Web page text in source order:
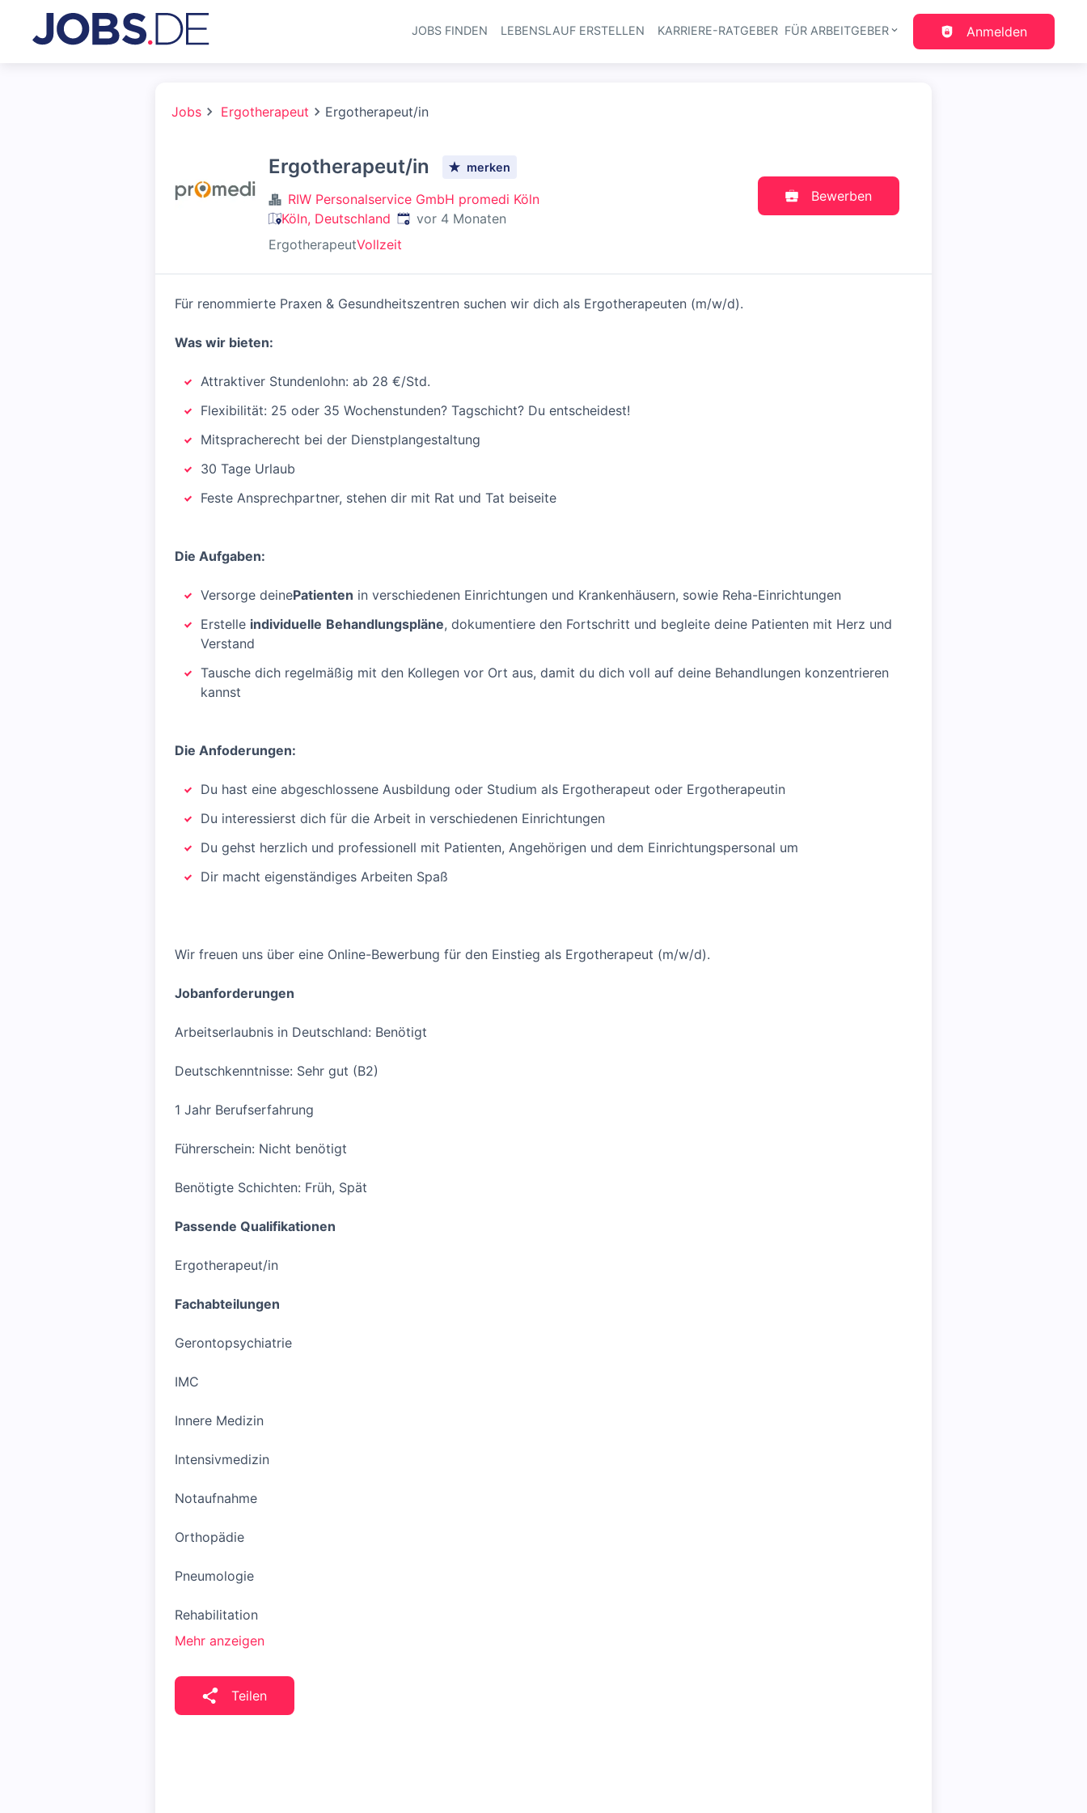
Haupt-Navigation
JOBS FINDEN LEBENSLAUF ERSTELLEN KARRIERE-RATGEBER FÜR ARBEITGEBER Anmelden
Jobs Ergotherapeut Ergotherapeut/in
Ergotherapeut/in merken
RIW Personalservice GmbH promedi Köln
Köln, Deutschland Veröffentlicht:
vor 4 Monaten
ErgotherapeutVollzeit
Bewerben
Für renommierte Praxen & Gesundheitszentren suchen wir dich als Ergotherapeuten (m/w/d).
Was wir bieten:
Attraktiver Stundenlohn: ab 28 €/Std.
Flexibilität: 25 oder 35 Wochenstunden? Tagschicht? Du entscheidest!
Mitspracherecht bei der Dienstplangestaltung
30 Tage Urlaub
Feste Ansprechpartner, stehen dir mit Rat und Tat beiseite
Die Aufgaben:
Versorge deinePatienten in verschiedenen Einrichtungen und Krankenhäusern, sowie Reha-Einrichtungen
Erstelle individuelle Behandlungspläne, dokumentiere den Fortschritt und begleite deine Patienten mit Herz und
Verstand
Tausche dich regelmäßig mit den Kollegen vor Ort aus, damit du dich voll auf deine Behandlungen konzentrieren
kannst
Die Anfoderungen:
Du hast eine abgeschlossene Ausbildung oder Studium als Ergotherapeut oder Ergotherapeutin
Du interessierst dich für die Arbeit in verschiedenen Einrichtungen
Du gehst herzlich und professionell mit Patienten, Angehörigen und dem Einrichtungspersonal um
Dir macht eigenständiges Arbeiten Spaß
Wir freuen uns über eine Online-Bewerbung für den Einstieg als Ergotherapeut (m/w/d).
Jobanforderungen
Arbeitserlaubnis in Deutschland: Benötigt
Deutschkenntnisse: Sehr gut (B2)
1 Jahr Berufserfahrung
Führerschein: Nicht benötigt
Benötigte Schichten: Früh, Spät
Passende Qualifikationen
Ergotherapeut/in
Fachabteilungen
Gerontopsychiatrie
IMC
Innere Medizin
Intensivmedizin
Notaufnahme
Orthopädie
Pneumologie
Rehabilitation
Mehr anzeigen
Teilen